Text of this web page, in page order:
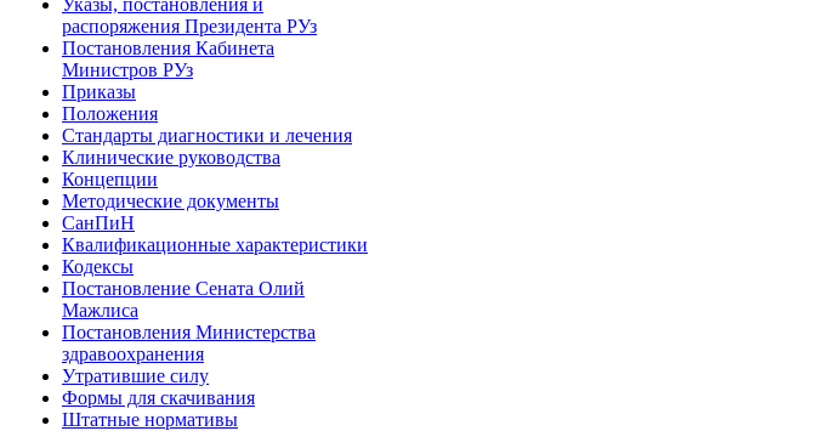
Указы, постановления и
распоряжения Президента РУз
Постановления Кабинета
Министров РУз
Приказы
Положения
Стандарты диагностики и лечения
Клинические руководства
Концепции
Методические документы
СанПиН
Квалификационные характеристики
Кодексы
Постановление Сената Олий
Мажлиса
Постановления Министерства
здравоохранения
Утратившие силу
Формы для скачивания
Штатные нормативы